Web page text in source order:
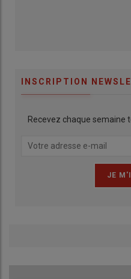
INSCRIPTION
Recevez chaque semaine